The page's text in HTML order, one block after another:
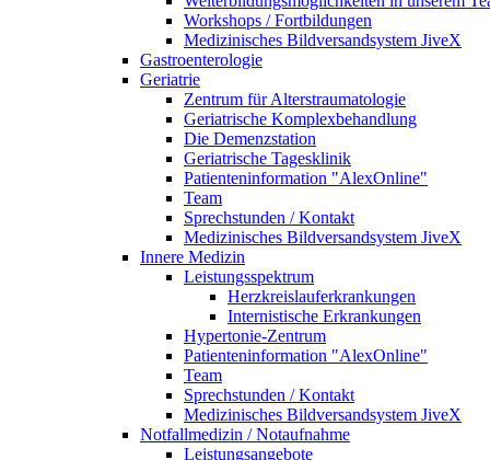
Workshops / Fortbildungen
Medizinisches Bildversandsystem JiveX
Gastroenterologie
Geriatrie
Zentrum für Alterstraumatologie
Geriatrische Komplexbehandlung
Die Demenzstation
Geriatrische Tagesklinik
Patienteninformation "AlexOnline"
Team
Sprechstunden / Kontakt
Medizinisches Bildversandsystem JiveX
Innere Medizin
Leistungsspektrum
Herzkreislauferkrankungen
Internistische Erkrankungen
Hypertonie-Zentrum
Patienteninformation "AlexOnline"
Team
Sprechstunden / Kontakt
Medizinisches Bildversandsystem JiveX
Notfallmedizin / Notaufnahme
Leistungsangebote